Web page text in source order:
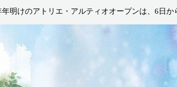
年明けのアトリエ・アルティオオープンは、6日